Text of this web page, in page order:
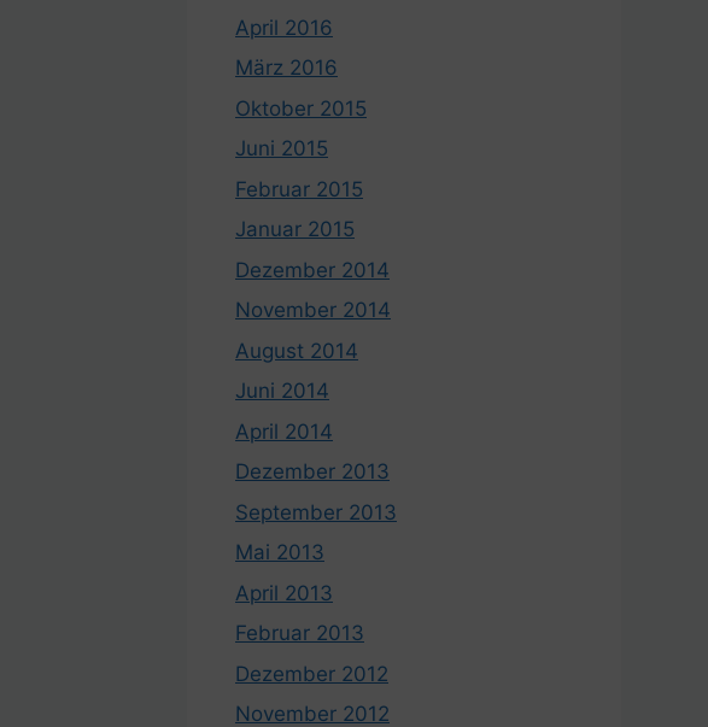
April 2016
März 2016
Oktober 2015
Juni 2015
Februar 2015
Januar 2015
Dezember 2014
November 2014
August 2014
Juni 2014
April 2014
Dezember 2013
September 2013
Mai 2013
April 2013
Februar 2013
Dezember 2012
November 2012